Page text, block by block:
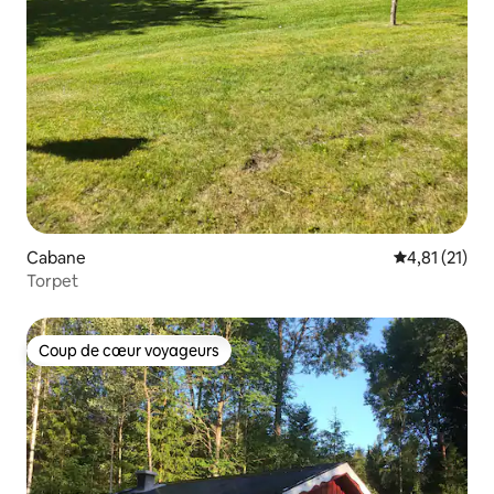
Cabane Évaluation
4,81 (21)
Torpet
Coup de cœur voyageurs
Coup de cœur voyageurs